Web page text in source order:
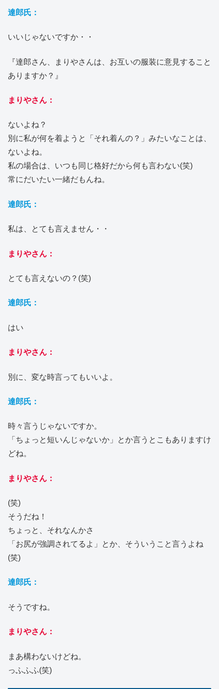
達郎氏：
いいじゃないですか・・
『達郎さん、まりやさんは、お互いの服装に意見すること
ありますか？』
まりやさん：
ないよね？
別に私が何を着ようと「それ着んの？」みたいなことは、
ないよね。
私の場合は、いつも同じ格好だから何も言わない(笑)
常にだいたい一緒だもんね。
達郎氏：
私は、とても言えません・・
まりやさん：
とても言えないの？(笑)
達郎氏：
はい
まりやさん：
別に、変な時言ってもいいよ。
達郎氏：
時々言うじゃないですか。
「ちょっと短いんじゃないか」とか言うとこもありますけ
どね。
まりやさん：
(笑)
そうだね！
ちょっと、それなんかさ
「お尻が強調されてるよ」とか、そういうこと言うよね
(笑)
達郎氏：
そうですね。
まりやさん：
まあ構わないけどね。
っふふふ(笑)